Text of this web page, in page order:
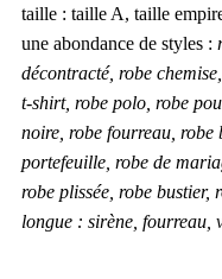
taille : taille A, taille
une abondance de styles :
décontracté, robe
t-shirt, robe polo, robe
noire, robe fourreau, robe
portefeuille, robe de
robe plissée, robe bustier,
longue : sirène, fourreau,